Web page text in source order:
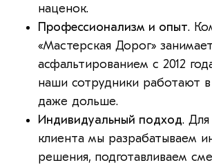
наценок.
Профессионализм и опыт.
«Мастерская Дорог»
асфальтированием с 2012
наши сотрудники работают
даже дольше.
Индивидуальный подход.
клиента мы разрабатываем
решения, подготавливаем